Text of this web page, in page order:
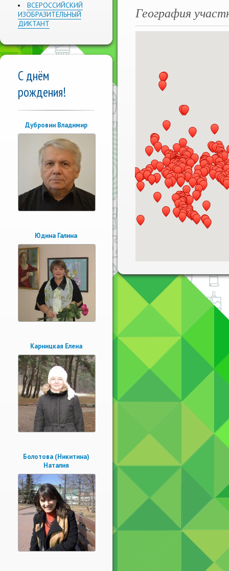
ВСЕРОССИЙСКИЙ
ИЗОБРАЗИТЕЛЬНЫЙ
ДИКТАНТ
С днём
рождения!
Дубровин Владимир
Юдина Галина
Карницкая Елена
Болотова (Никитина)
Наталия
География